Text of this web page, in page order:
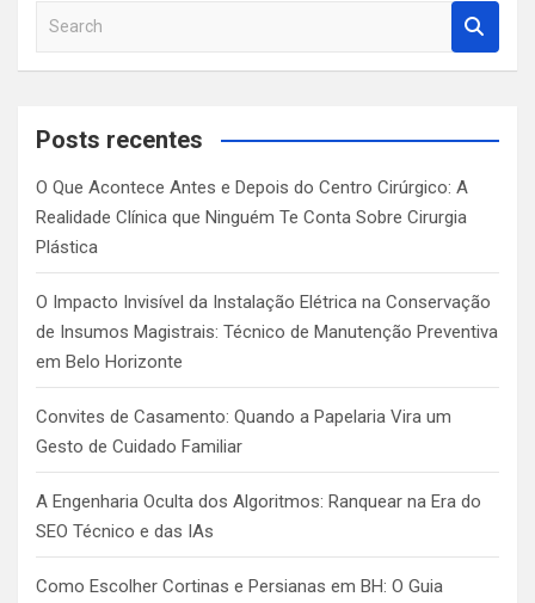
a
c
Posts recentes
O Que Acontece Antes e Depois do Centro Cirúrgico: A
Realidade Clínica que Ninguém Te Conta Sobre Cirurgia
Plástica
O Impacto Invisível da Instalação Elétrica na Conservação
de Insumos Magistrais: Técnico de Manutenção Preventiva
em Belo Horizonte
Convites de Casamento: Quando a Papelaria Vira um
Gesto de Cuidado Familiar
A Engenharia Oculta dos Algoritmos: Ranquear na Era do
SEO Técnico e das IAs
Como Escolher Cortinas e Persianas em BH: O Guia